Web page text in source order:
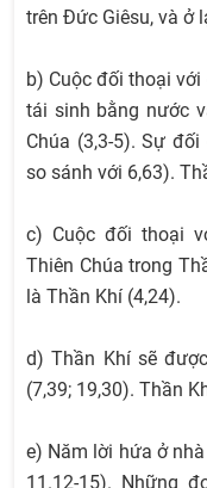
trên Đức Giêsu, và ở
b) Cuộc đối thoại
tái sinh bằng nước
Chúa (3,3-5). Sự
so sánh với 6,63).
c) Cuộc đối thoại
Thiên Chúa trong
là Thần Khí (4,24).
d) Thần Khí sẽ
(7,39; 19,30). Thần
e) Năm lời hứa ở nhà
11.12-15). Những